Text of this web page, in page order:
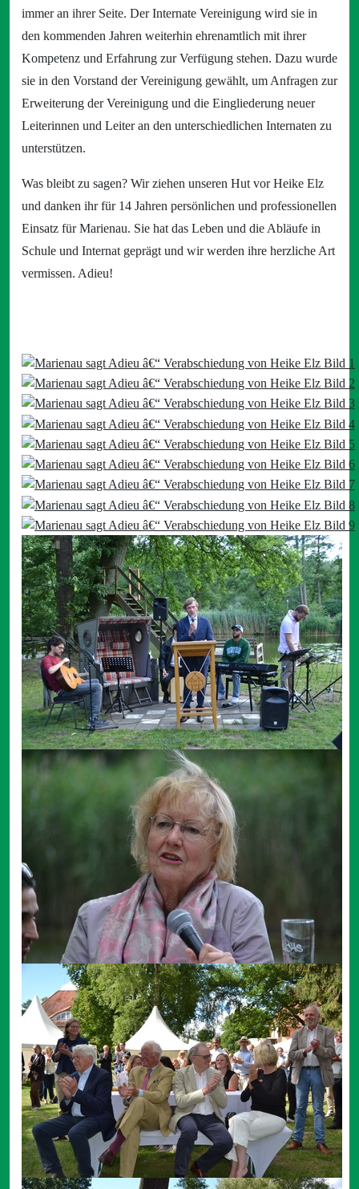
immer an ihrer Seite. Der Internate Vereinigung wird sie in
den kommenden Jahren weiterhin ehrenamtlich mit ihrer
Kompetenz und Erfahrung zur Verfügung stehen. Dazu wurde
sie in den Vorstand der Vereinigung gewählt, um Anfragen zur
Erweiterung der Vereinigung und die Eingliederung neuer
Leiterinnen und Leiter an den unterschiedlichen Internaten zu
unterstützen.
Was bleibt zu sagen? Wir ziehen unseren Hut vor Heike Elz
und danken ihr für 14 Jahren persönlichen und professionellen
Einsatz für Marienau. Sie hat das Leben und die Abläufe in
Schule und Internat geprägt und wir werden ihre herzliche Art
vermissen. Adieu!